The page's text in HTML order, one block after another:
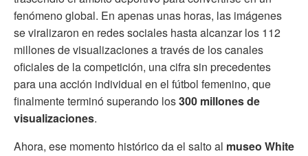
fenómeno global. En apenas unas horas, las imágenes
se viralizaron en redes sociales hasta alcanzar los 112
millones de visualizaciones a través de los canales
oficiales de la competición, una cifra sin precedentes
para una acción individual en el fútbol femenino, que
finalmente terminó superando los300 millones de
visualizaciones.
Ahora, ese momento histórico da el salto al museo White